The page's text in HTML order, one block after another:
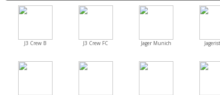
J3 Crew B J3 Crew FC Jager Munich